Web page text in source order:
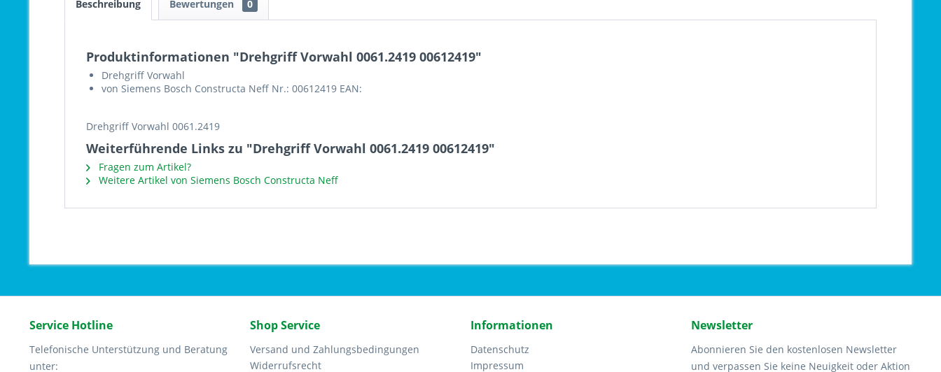
Beschreibung Bewertungen 0
Produktinformationen "Drehgriff Vorwahl 0061.2419 00612419"
Drehgriff Vorwahl
von Siemens Bosch Constructa Neff Nr.: 00612419 EAN:
Drehgriff Vorwahl 0061.2419
Weiterführende Links zu "Drehgriff Vorwahl 0061.2419 00612419"
Fragen zum Artikel?
Weitere Artikel von Siemens Bosch Constructa Neff
Service Hotline
Telefonische Unterstützung und Beratung
unter:
Shop Service
Versand und Zahlungsbedingungen
Widerrufsrecht
Informationen
Datenschutz
Impressum
Newsletter
Abonnieren Sie den kostenlosen Newsletter
und verpassen Sie keine Neuigkeit oder Aktion